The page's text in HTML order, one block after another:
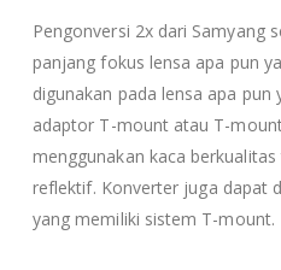
Pengonversi 2x dari Samyang
panjang fokus lensa apa pun
digunakan pada lensa apa pun
adaptor T-mount atau T-
menggunakan kaca
reflektif. Konverter juga dapat
yang memiliki sistem T-mount.